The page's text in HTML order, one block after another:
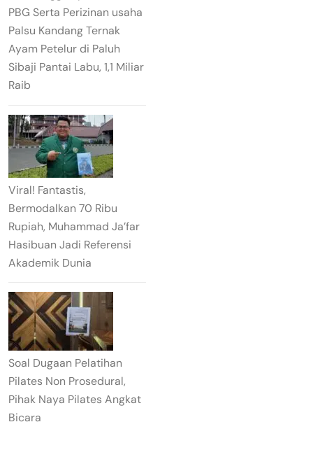
PBG Serta Perizinan usaha
Palsu Kandang Ternak
Ayam Petelur di Paluh
Sibaji Pantai Labu, 1,1 Miliar
Raib
Viral! Fantastis,
Bermodalkan 70 Ribu
Rupiah, Muhammad Ja’far
Hasibuan Jadi Referensi
Akademik Dunia
Soal Dugaan Pelatihan
Pilates Non Prosedural,
Pihak Naya Pilates Angkat
Bicara